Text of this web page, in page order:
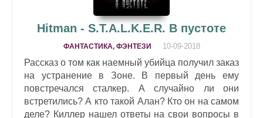
Hitman - S.T.A.L.K.E.R. В пустоте
ФАНТАСТИКА, ФЭНТЕЗИ 10-09-2018
Рассказ о том как наемный убийца получил заказ
на устранение в Зоне. В первый день ему
повстречался сталкер. А случайно ли они
встретились? А кто такой Алан? Кто он на самом
деле? Киллер нашел ответы на свои вопросы в